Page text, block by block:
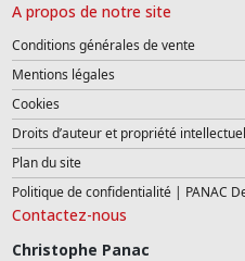
A propos de notre site
Conditions générales de vente
Mentions légales
Cookies
Droits d’auteur et propriété
Plan du site
Politique de confidentialité | PANAC
Contactez-nous
Christophe Panac